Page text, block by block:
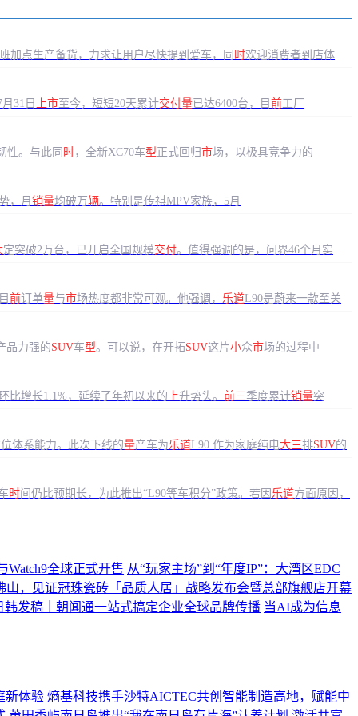
加点生产备货，力求让用户尽快提到爱车，同 时欢迎消费者到店体
31日 上市至今，短短20天累计交付量已达6400台，目 前工厂
性。与此同 时，全新XC70车型 正式回归市场，以极具竞争力的
，月 销量均破万辆。特别是传祺MPV家族，5月
定突破2万台，已开启全国规模交付。值得强调的是，问界46个月实
前订单量与市场热度都非常可观。他强调， 乐道L90是蔚来一款至关
品力强的SUV车型。可以说，在开拓SUV这片小众市场的过程中
比增长1.1%，延续了年初以来的 上升势头。 前三季度累计销量突
体系能力。此次下线的量产车为乐道L90.作为家庭纯电大三排SUV的
时间仍比预期长，为此推出“L90等车积分”政策。若因 乐道方面原因，
Watch9全球正式开售 从“玩家主场”到“年度IP”：大湾区EDC
山，见证冠珠瓷砖「品质人居」战略发布会暨总部旗舰店开幕
韩发稿｜朝闻通一站式搞定企业全球品牌传播 当AI成为信息
新体验 熵基科技携手沙特AICTEC共创智能制造高地，赋能中